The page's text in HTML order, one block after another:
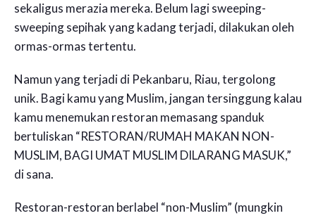
sekaligus merazia mereka. Belum lagi sweeping-
sweeping sepihak yang kadang terjadi, dilakukan oleh
ormas-ormas tertentu.
Namun yang terjadi di Pekanbaru, Riau, tergolong
unik. Bagi kamu yang Muslim, jangan tersinggung kalau
kamu menemukan restoran memasang spanduk
bertuliskan “RESTORAN/RUMAH MAKAN NON-
MUSLIM, BAGI UMAT MUSLIM DILARANG MASUK,”
di sana.
Restoran-restoran berlabel “non-Muslim” (mungkin